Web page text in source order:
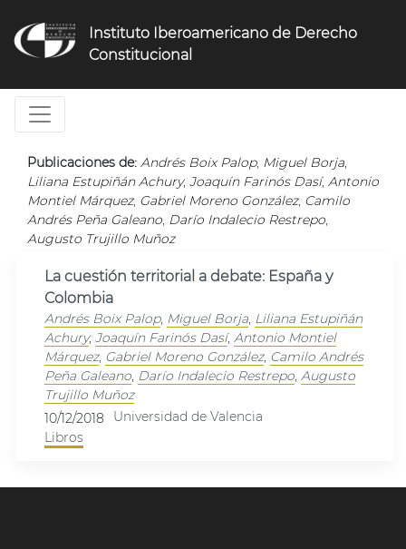
navigation
Instituto Iberoamericano de Derecho
Constitucional
Publicaciones de: Andrés Boix Palop, Miguel Borja,
Liliana Estupiñán Achury, Joaquín Farinós Dasí, Antonio
Montiel Márquez, Gabriel Moreno González, Camilo
Andrés Peña Galeano, Darío Indalecio Restrepo,
Augusto Trujillo Muñoz
La cuestión territorial a debate: España y
Colombia
Andrés Boix Palop, Miguel Borja, Liliana Estupiñán
Achury, Joaquín Farinós Dasí, Antonio Montiel
Márquez, Gabriel Moreno González, Camilo Andrés
Peña Galeano, Darío Indalecio Restrepo, Augusto
Trujillo Muñoz
10/12/2018
Universidad de Valencia
Libros